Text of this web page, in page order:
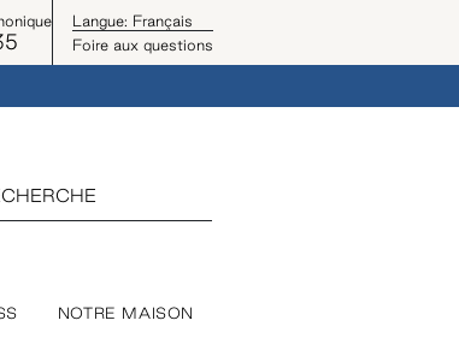
Langue: Français
Foire aux questions
NOTRE MAISON